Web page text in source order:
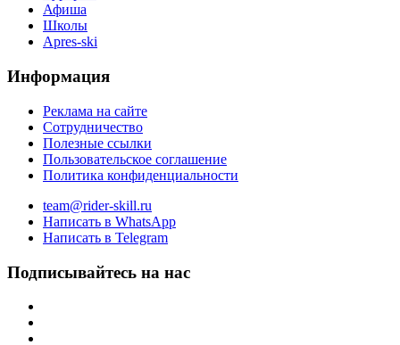
Афиша
Школы
Apres-ski
Информация
Реклама на сайте
Сотрудничество
Полезные ссылки
Пользовательское соглашение
Политика конфиденциальности
team@rider-skill.ru
Написать в WhatsApp
Написать в Telegram
Подписывайтесь на нас